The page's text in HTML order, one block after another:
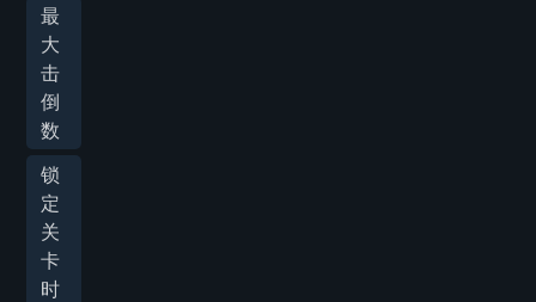
最
大
击
倒
数
锁
定
关
卡
时